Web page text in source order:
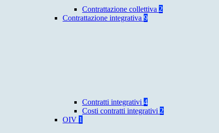
Contrattazione collettiva 2
Contrattazione integrativa 9
Contratti integrativi 4
Costi contratti integrativi 2
OIV 1